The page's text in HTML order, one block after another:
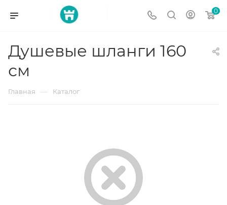
0
Душевые шланги 160
см
Главная — Каталог